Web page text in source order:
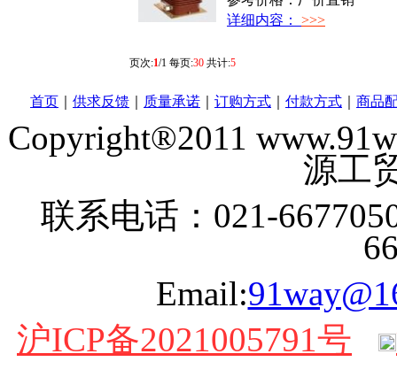
详细内容： >>>
页次:1/1 每页:30 共计:5
首页 供求反馈 质量承诺 订购方式 付款方式 商品
Copyright®2011
源工
联系电话：021-
Email:
沪ICP备2021005791号